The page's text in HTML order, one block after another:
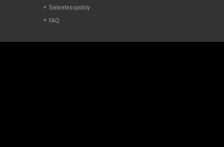
Sekretesspolicy
FAQ